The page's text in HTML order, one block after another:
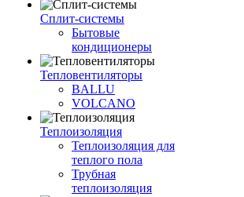
Сплит-системы
Бытовые
кондиционеры
Тепловентиляторы
BALLU
VOLCANO
Теплоизоляция
Теплоизоляция для
теплого пола
Трубная
теплоизоляция